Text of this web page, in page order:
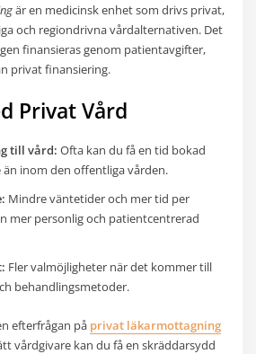
är en medicinsk enhet som drivs privat,
och regiondrivna vårdalternativen. Det
finansieras genom patientavgifter,
privat finansiering.
Privat Vård
till vård: Ofta kan du få en tid bokad
än inom den offentliga vården.
Mindre väntetider och mer tid per
mer personlig och patientcentrerad
Fler valmöjligheter när det kommer till
behandlingsmetoder.
efterfrågan på privat läkarmottagning
vårdgivare kan du få en skräddarsydd